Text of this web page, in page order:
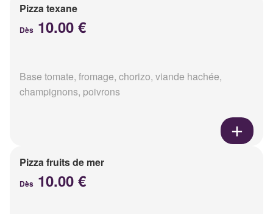
Pizza texane
Dès 10.00 €
Base tomate, fromage, chorizo, viande hachée,
champignons, poivrons
Pizza fruits de mer
Dès 10.00 €